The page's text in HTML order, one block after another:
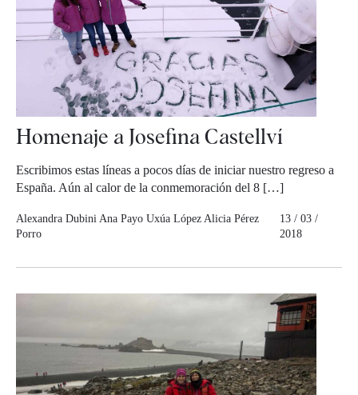
Homenaje a Josefina Castellví
Escribimos estas líneas a pocos días de iniciar nuestro regreso a
España. Aún al calor de la conmemoración del 8 […]
Alexandra Dubini Ana Payo Uxúa López Alicia Pérez
Porro
13 / 03 /
2018